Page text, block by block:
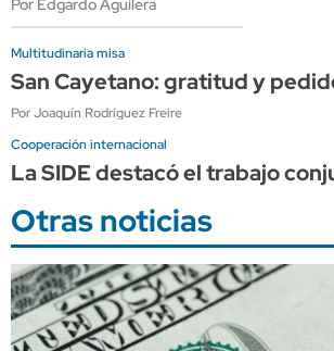
Por Edgardo Aguilera
Multitudinaria misa
San Cayetano: gratitud y
Por Joaquín Rodríguez Freire
Cooperación internacional
La SIDE destacó el trabajo
Otras noticias